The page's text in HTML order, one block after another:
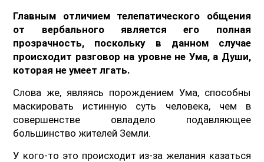
Главным отличием телепатического общения
от вербального является его полная
прозрачность, поскольку в данном случае
происходит разговор на уровне не Ума, а Души,
которая не умеет лгать.
Слова же, являясь порождением Ума, способны
маскировать истинную суть человека, чем в
совершенстве овладело подавляющее
большинство жителей Земли.
У кого-то это происходит из-за желания казаться